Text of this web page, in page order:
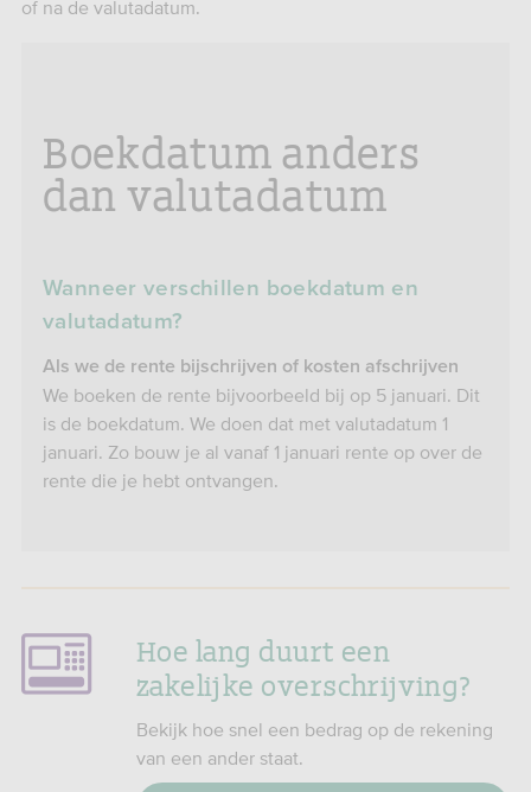
of na de valutadatum.
Boekdatum anders
dan valutadatum
Wanneer verschillen boekdatum en
valutadatum?
Als we de rente bijschrijven of kosten afschrijven
We boeken de rente bijvoorbeeld bij op 5 januari. Dit
is de boekdatum. We doen dat met valutadatum 1
januari. Zo bouw je al vanaf 1 januari rente op over de
rente die je hebt ontvangen.
Hoe lang duurt een
zakelijke overschrijving?
Bekijk hoe snel een bedrag op de rekening
van een ander staat.